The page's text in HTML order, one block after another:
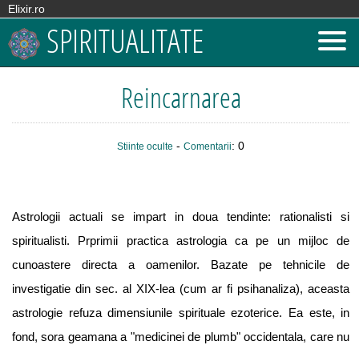
Elixir.ro
SPIRITUALITATE
Reincarnarea
Stiinte oculte -Comentarii: 0
Astrologii actuali se impart in doua tendinte: rationalisti si
spiritualisti. Prprimii practica astrologia ca pe un mijloc de
cunoastere directa a oamenilor. Bazate pe tehnicile de
investigatie din sec. al XIX-lea (cum ar fi psihanaliza), aceasta
astrologie refuza dimensiunile spirituale ezoterice. Ea este, in
fond, sora geamana a "medicinei de plumb" occidentala, care nu